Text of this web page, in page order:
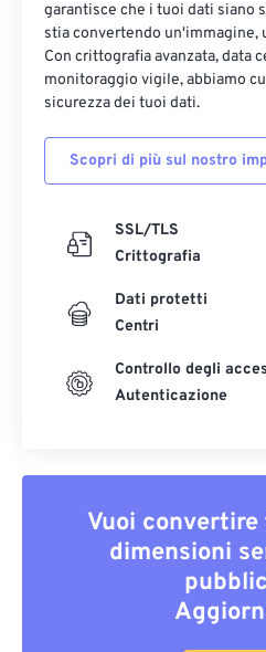
garantisce che i tuoi dati siano
stia convertendo un'immagine,
Con crittografia avanzata, data
monitoraggio vigile, abbiamo
sicurezza dei tuoi dati.
Scopri di più sul nostro
SSL/TLS
Crittografia
Dati protetti
Centri
Controllo degli
Autenticazione
Vuoi
dimensioni